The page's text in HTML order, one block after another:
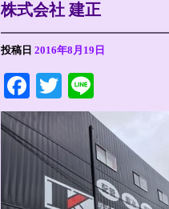
株式会社 建正
投稿日 2016年8月19日
Facebook
Twitter